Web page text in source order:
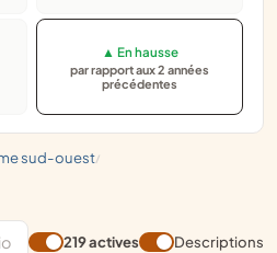
sud-ouest/
▲ En hausse
par rapport aux 2 années
précédentes
219 actives Descriptions